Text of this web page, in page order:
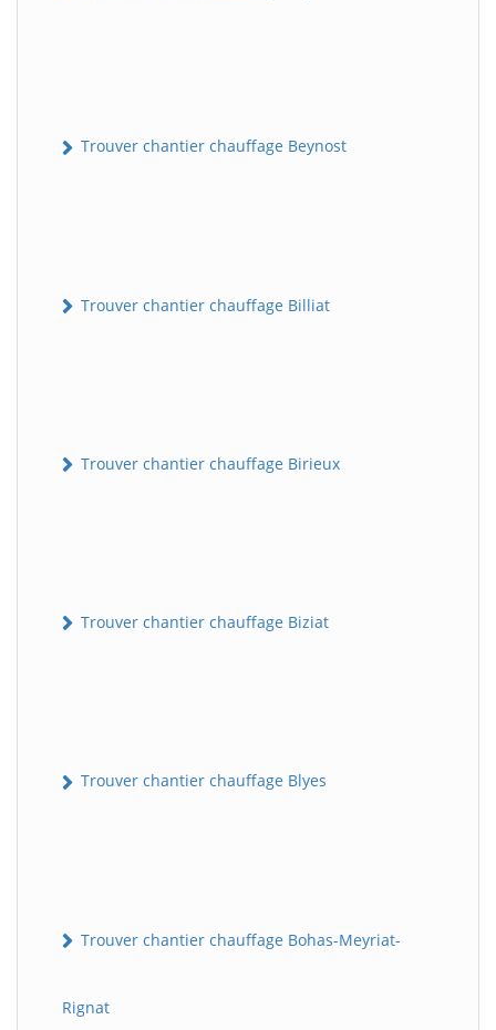
Trouver chantier chauffage Beynost
Trouver chantier chauffage Billiat
Trouver chantier chauffage Birieux
Trouver chantier chauffage Biziat
Trouver chantier chauffage Blyes
Trouver chantier chauffage Bohas-Meyriat-
Rignat